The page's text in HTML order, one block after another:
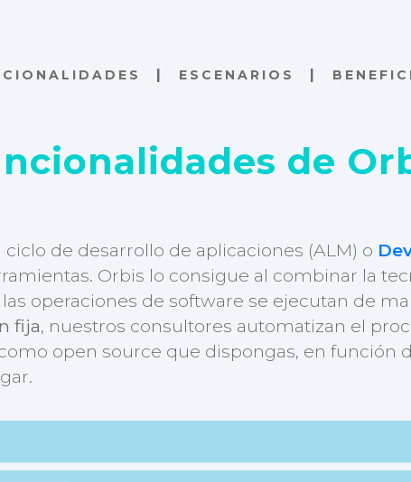
| ESCENARIOS |
de
de desarrollo de aplicaciones (ALM) o
Orbis lo consigue al combinar la
operaciones de software se ejecutan de
fija, nuestros consultores automatizan el
open source que dispongas, en función